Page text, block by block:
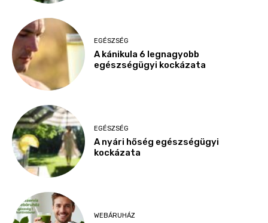
EGÉSZSÉG
A kánikula 6 legnagyobb
egészségügyi kockázata
EGÉSZSÉG
A nyári hőség egészségügyi
kockázata
WEBÁRUHÁZ